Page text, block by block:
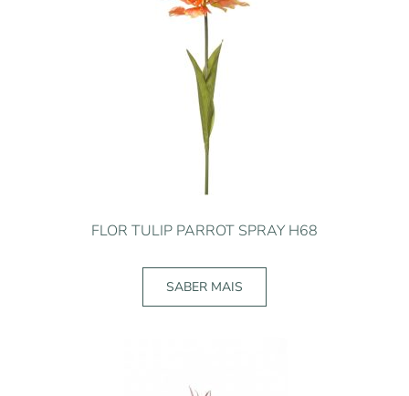
FLOR TULIP PARROT SPRAY H68
SABER MAIS